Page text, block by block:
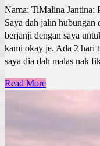
Nama: TiMalina Jantina:
Saya dah jalin hubungan
berjanji dengan saya
kami okay je. Ada 2 hari
saya dia dah malas nak
Read More